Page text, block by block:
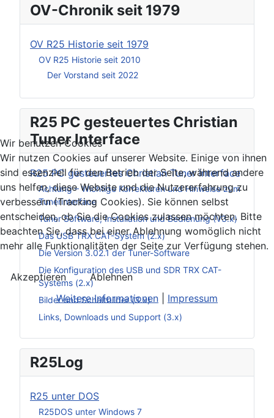
OV-Chronik seit 1979
OV R25 Historie seit 1979
OV R25 Historie seit 2010
Der Vorstand seit 2022
R25 PC gesteuertes Christian
Tuner Interface
R25 PC gesteuertes Christian Tuner Interface
Achtung – Wichtige Korrekturen und Hinweise zum
Tunerinterface
Tuner Software, Installation und Bedienung (V3.x)
Das USB TRX CAT-System (2.x)
Die Version 3.02.1 der Tuner-Software
Die Konfiguration des USB und SDR TRX CAT-
Systems (2.x)
Bilder und Schaltbilder (3.x)
Links, Downloads und Support (3.x)
R25Log
R25 unter DOS
R25DOS unter Windows 7
Wir benutzen Cookies
Wir nutzen Cookies auf unserer Website. Einige von ihnen
sind essenziell für den Betrieb der Seite, während andere
uns helfen, diese Website und die Nutzererfahrung zu
verbessern (Tracking Cookies). Sie können selbst
entscheiden, ob Sie die Cookies zulassen möchten. Bitte
beachten Sie, dass bei einer Ablehnung womöglich nicht
mehr alle Funktionalitäten der Seite zur Verfügung stehen.
Akzeptieren
Ablehnen
Weitere Informationen
Impressum